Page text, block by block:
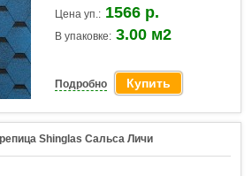
Цена уп.: 1566 р.
В упаковке: 3.00 м2
Подробно Купить
Shinglas Сальса Личи